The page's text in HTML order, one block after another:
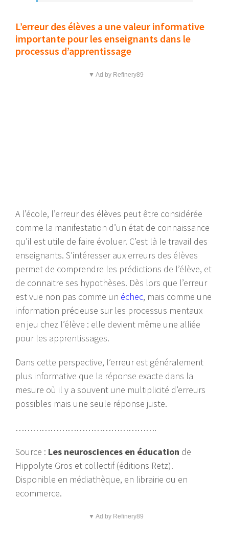
L’erreur des élèves a une valeur informative
importante pour les enseignants dans le
processus d’apprentissage
▼ Ad by Refinery89
A l’école, l’erreur des élèves peut être considérée
comme la manifestation d’un état de connaissance
qu’il est utile de faire évoluer. C’est là le travail des
enseignants. S’intéresser aux erreurs des élèves
permet de comprendre les prédictions de l’élève, et
de connaitre ses hypothèses. Dès lors que l’erreur
est vue non pas comme un échec, mais comme une
information précieuse sur les processus mentaux
en jeu chez l’élève : elle devient même une alliée
pour les apprentissages.
Dans cette perspective, l’erreur est généralement
plus informative que la réponse exacte dans la
mesure où il y a souvent une multiplicité d’erreurs
possibles mais une seule réponse juste.
………………………………………….
Source : Les neurosciences en éducation de
Hippolyte Gros et collectif (éditions Retz).
Disponible en médiathèque, en librairie ou en
ecommerce.
▼ Ad by Refinery89